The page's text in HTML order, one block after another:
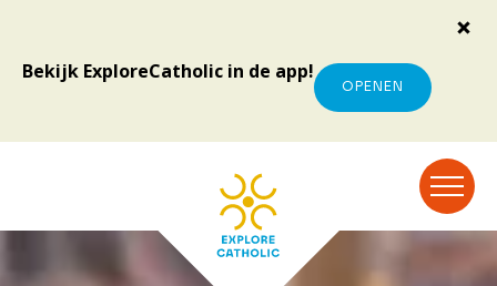
Bekijk ExploreCatholic in de app!
OPENEN